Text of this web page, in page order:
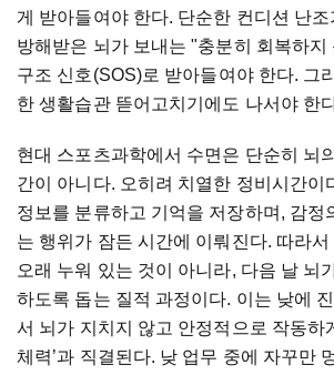
게 받아들여야 한다. 단순한 컨디션 난
방해받은 뇌가 보내는 "충분히 회복하
구조 신호(SOS)로 받아들여야 한다. 그
한 생활습관 뜯어고치기에도 나서야 한
현대 스포츠과학에서 수면은 단순히 뇌
간이 아니다. 오히려 치열한 정비시간이
정보를 분류하고 기억을 저장하며, 감정
는 행위가 잠든 시간에 이뤄진다. 따라서
오래 누워 있는 것이 아니라, 다음 날 뇌
하도록 돕는 질적 과정이다. 이는 낮에
서 뇌가 지치지 않고 안정적으로 작동하
체력’과 직결된다. 낮 업무 중에 자꾸만